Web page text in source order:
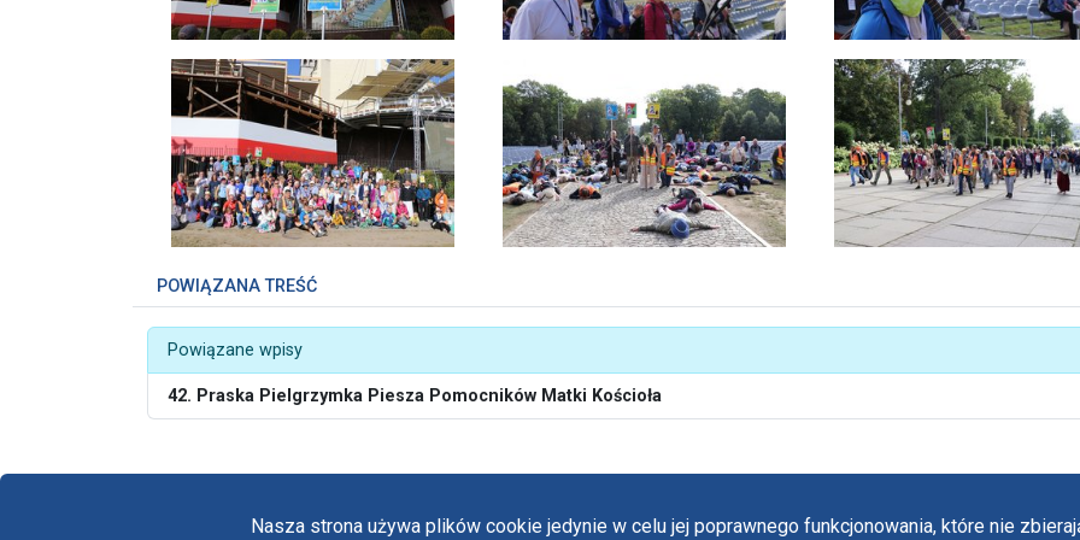
Nasza strona używa plików cookie jedynie w celu jej poprawnego funkcjonowania, które nie
POWIĄZANA TREŚĆ
Powiązane wpisy
42. Praska Pielgrzymka Piesza Pomocników Matki Kościoła